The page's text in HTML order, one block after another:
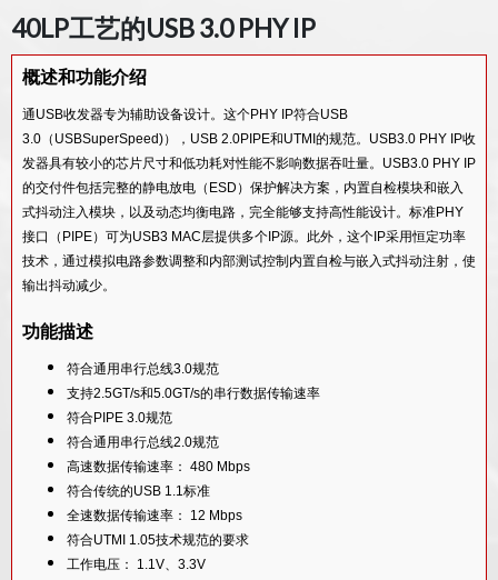
55SP/EF 工艺的USB 3.0/ PCIe 2.0/ SATA 3.0 Combo PHY IP
28HPC 工艺的 USB 3.2 Gen1/Gen2 PHY IP
55SP/EF工艺的USB 3.1 Type-C PHY IP
40LP工艺的USB 2.0 PHY IP
28HPC工艺USB 3.2/ PCIe 3.1/ SATA 3.2comboPHY IP
28HPC工艺的USB 3.0 PHY IP
28SF工艺的USB 3.0/ PCIe 2.0/ SATA 3.0 Combo PHY IP
14SF+工艺的USB 3.0/ PCIe 3.0/ SATA 3.0 Combo PHY IP
14SF+工艺的USB 3.1 Type-C PHY IP
55LL工艺的USB 3.1 Type-C PHY IP
12SF++工艺的USB 2.0 PHY IP
14SF+工艺的USB 2.0 PHY IP
40LL工艺的USB 2.0 PHY IP
40LL工艺的USB 3.0/ PCIe 2.0/ SATA 3.0ComboPHY IP
55LL工艺的USB 3.0/ PCIe 2.0/ SATA 3.0 Combo PHY IP
USB 4.0主机控制器IP
USB 4.0集线器控制器IP
USB 3.2设备控制器IP
USB 3.2 OTG控制器IP
USB 3.2双模式控制器IP
USB 3.1设备控制器IP
USB 3.1主机控制器IP
USB 3.1集线器控制器IP
USB 3.1视觉控制器IP
USB 3.1 Gen1 SSIC控制器IP
USB 3.0设备控制器IP
USB 3.0主机控制器IP
USB 3.0集线器控制器IP
USB 3.0双模式控制器IP
USB 3.0 OTG控制器IP
USB 3.0音频类设备控制器IP
40LP工艺的USB 3.0 PHY IP
概述和功能介绍
通USB收发器专为辅助设备设计。这个PHY IP符合USB
3.0（USBSuperSpeed)），USB 2.0PIPE和UTMI的规范。USB3.0 PHY IP收
发器具有较小的芯片尺寸和低功耗对性能不影响数据吞吐量。USB3.0 PHY IP
的交付件包括完整的静电放电（ESD）保护解决方案，内置自检模块和嵌入
式抖动注入模块，以及动态均衡电路，完全能够支持高性能设计。标准PHY
接口（PIPE）可为USB3 MAC层提供多个IP源。此外，这个IP采用恒定功率
技术，通过模拟电路参数调整和内部测试控制内置自检与嵌入式抖动注射，使
输出抖动减少。
功能描述
符合通用串行总线3.0规范
支持2.5GT/s和5.0GT/s的串行数据传输速率
符合PIPE 3.0规范
符合通用串行总线2.0规范
高速数据传输速率： 480 Mbps
符合传统的USB 1.1标准
全速数据传输速率： 12 Mbps
符合UTMI 1.05技术规范的要求
工作电压： 1.1V、3.3V